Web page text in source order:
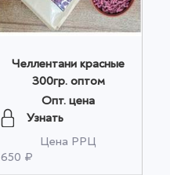
Челлентани красные
300гр. оптом
Опт. цена
Узнать
Цена РРЦ
650 ₽